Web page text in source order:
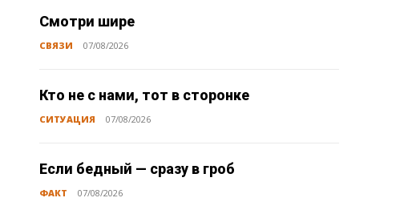
Смотри шире
СВЯЗИ 07/08/2026
Кто не с нами, тот в сторонке
СИТУАЦИЯ 07/08/2026
Если бедный — сразу в гроб
ФАКТ 07/08/2026